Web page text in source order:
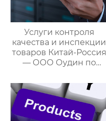
Услуги контроля
качества и инспекции
товаров Китай-Россия
— ООО Оудин по
международными
цепями поставок